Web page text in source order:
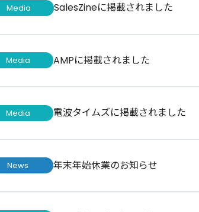
Media SalesZineに掲載されました
Media AMPに掲載されました
Media 電波タイムズに掲載されました
News 年末年始休業のお知らせ